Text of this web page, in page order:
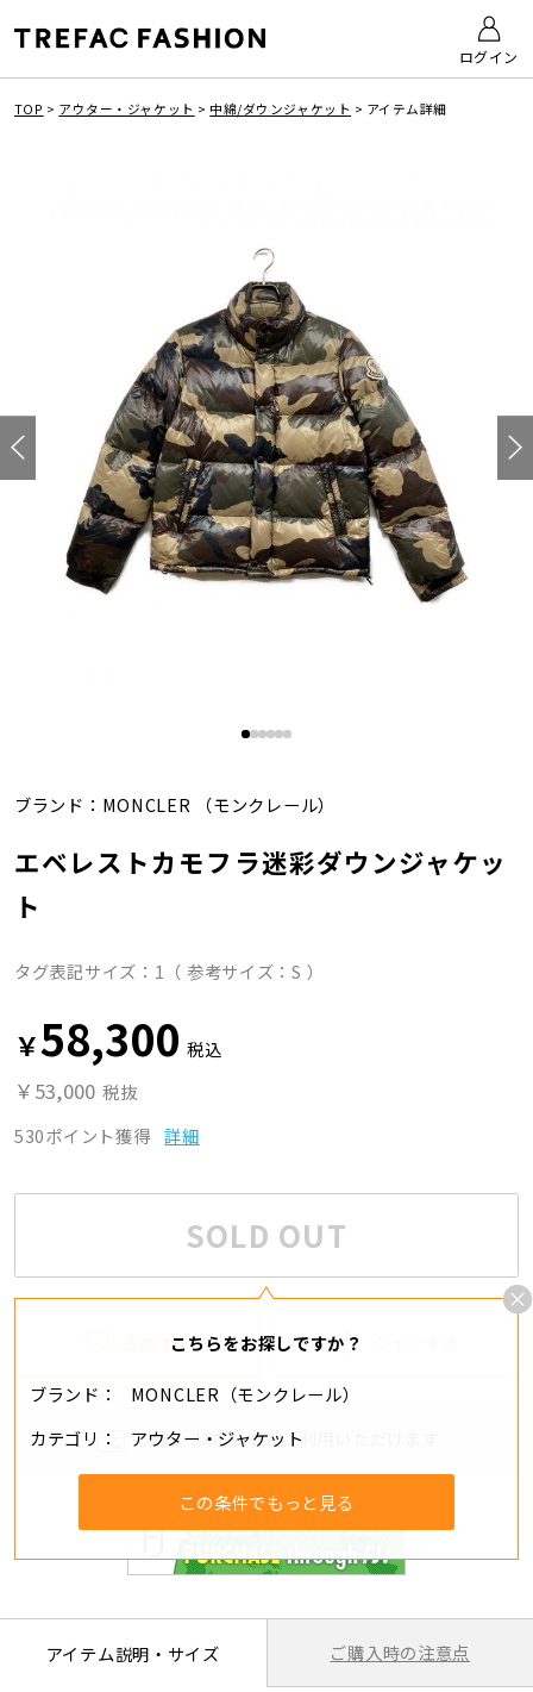
ログイン
TOP > アウター・ジャケット > 中綿/ダウンジャケット > アイテム詳細
ブランド： MONCLER （モンクレール）
エベレストカモフラ迷彩ダウンジャケッ
ト
タグ表記サイズ：1（ 参考サイズ：S ）
￥58,300 税込
￥53,000 税抜
530ポイント獲得 詳細
SOLD OUT
こちらをお探しですか？
ブランド
MONCLER（モンクレール）
カテゴリ
アウター・ジャケット
この条件でもっと見る
追加する
分割・リボ払いもご利用いただけます
アイテム説明・サイズ ご購入時の注意点